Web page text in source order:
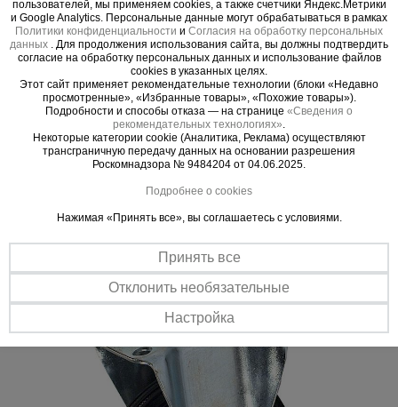
Тепловые
пушки
Металл и
металлообработка
распределить нагрузку по всей оси.
Температурный режим эксплуатации колес
промышленной серии колеблется от -20° до +
60°.
Колесные опоры промышленной серии
диаметром от 75 мм до 250 мм
грузоподъемностью от 50 кг до 210 кг.
Важные преимущества –
эффективная работа
пользователей, мы применяем cookies, а также счетчики Яндекс.Метрики
и Google Analytics. Персональные данные могут обрабатываться в рамках
Политики конфиденциальности и Согласия на обработку персональных
данных . Для продолжения использования сайта, вы должны подтвердить
согласие на обработку персональных данных и использование файлов
cookies в указанных целях.
Этот сайт применяет рекомендательные технологии (блоки «Недавно
просмотренные», «Избранные товары», «Похожие товары»).
Подробности и способы отказа — на странице «Сведения о
рекомендательных технологиях».
Некоторые категории cookie (Аналитика, Реклама) осуществляют
трансграничную передачу данных на основании разрешения
Роскомнадзора № 9484204 от 04.06.2025.
Подробнее о cookies
Нажимая «Принять все», вы соглашаетесь с условиями.
Принять все
Отклонить необязательные
Настройка